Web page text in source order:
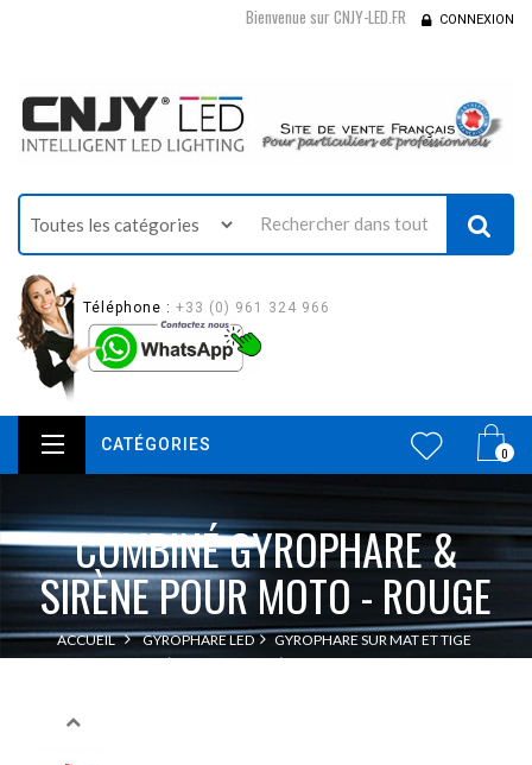
Bienvenue sur CNJY-LED.FR CONNEXION
Téléphone : +33 (0) 961 324 966
0
CATÉGORIES
COMBINÉ GYROPHARE &
SIRÈNE POUR MOTO - ROUGE
ACCUEIL GYROPHARE LED GYROPHARE SUR MAT ET TIGE